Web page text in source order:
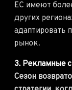
ЕС имеют
других
адаптировать
рынок.
3. Рекламные
Сезон